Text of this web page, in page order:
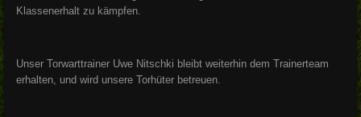
Klassenerhalt zu kämpfen.
Unser Torwarttrainer Uwe Nitschki bleibt weiterhin dem Trainerteam
erhalten, und wird unsere Torhüter betreuen.